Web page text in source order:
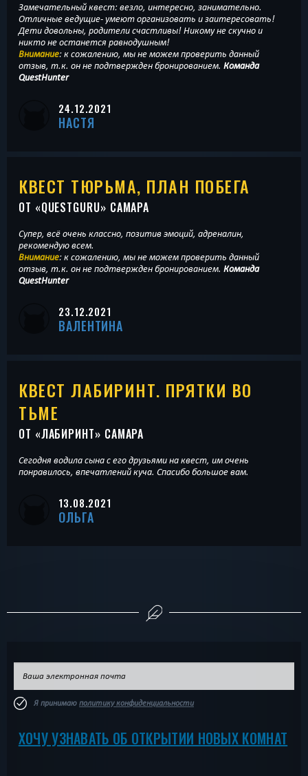
Замечательный квест: везло, интересно, занимательно.
Отличные ведущие- умеют организовать и заитересовать!
Дети довольны, родители счастливы! Никому не скучно и
никто не останется равнодушным!
Внимание: к сожалению, мы не можем проверить данный
отзыв, т.к. он не подтвержден бронированием. Команда
QuestHunter
24.12.2021
НАСТЯ
КВЕСТ ТЮРЬМА, ПЛАН ПОБЕГА
ОТ «QUESTGURU» САМАРА
Супер, всё очень классно, позитив эмоций, адреналин,
рекомендую всем.
Внимание: к сожалению, мы не можем проверить данный
отзыв, т.к. он не подтвержден бронированием. Команда
QuestHunter
23.12.2021
ВАЛЕНТИНА
КВЕСТ ЛАБИРИНТ. ПРЯТКИ ВО
ТЬМЕ
ОТ «ЛАБИРИНТ» САМАРА
Сегодня водила сына с его друзьями на квест, им очень
понравилось, впечатлений куча. Спасибо большое вам.
13.08.2021
ОЛЬГА
Я принимаю политику конфиденциальности
ХОЧУ УЗНАВАТЬ ОБ ОТКРЫТИИ НОВЫХ КОМНАТ